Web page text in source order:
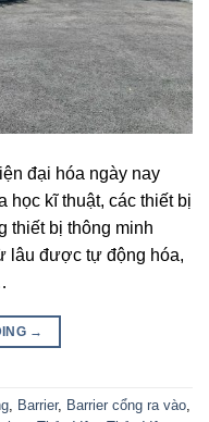
đại hóa ngày nay
học kĩ thuật, các thiết bị
thiết bị thông minh
lâu được tự động hóa,
→
, Barrier, Barrier cổng ra vào,